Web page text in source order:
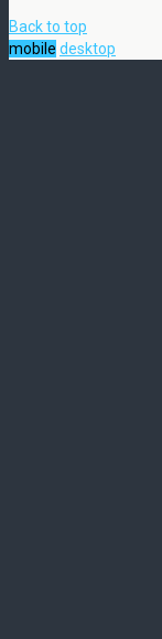
Back to top
mobile desktop